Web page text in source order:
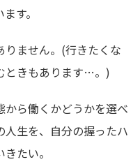
す。
ません。(行きたくな
ときもあります…。)
から働くかどうかを選べ
人生を、自分の握ったハ
たい。